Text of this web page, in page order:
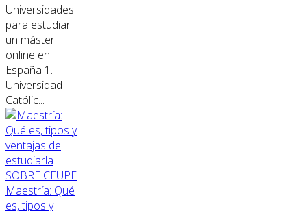
Universidades
para estudiar
un máster
online en
España 1.
Universidad
Católic...
SOBRE CEUPE
Maestría: Qué
es, tipos y